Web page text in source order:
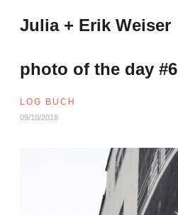
Inhalt
Julia + Erik Weiser
photo of the day #6
LOG BUCH
09/10/2018